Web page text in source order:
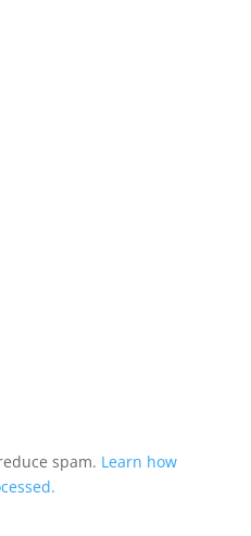
spam. Learn how